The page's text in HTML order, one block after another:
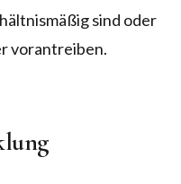
sind oder
vorantreiben.